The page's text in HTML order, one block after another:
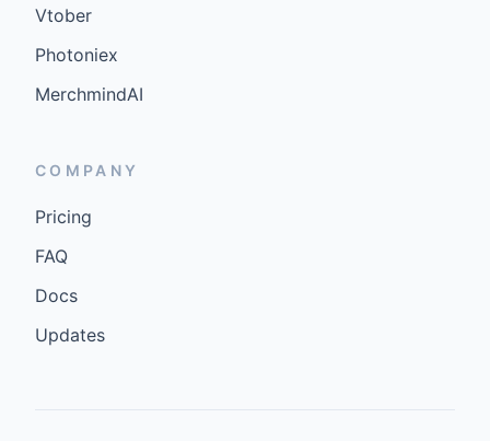
Vtober
Photoniex
MerchmindAI
COMPANY
Pricing
FAQ
Docs
Updates